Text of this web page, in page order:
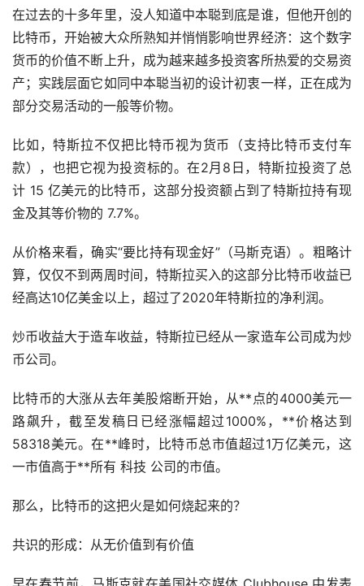
在过去的十多年里，没人知道中本聪到底是谁，但他开创的
比特币，开始被大众所熟知并悄悄影响世界经济：这个数字
货币的价值不断上升，成为越来越多投资客所热爱的交易资
产；实践层面它如同中本聪当初的设计初衷一样，正在成为
部分交易活动的一般等价物。
比如，特斯拉不仅把比特币视为货币（支持比特币支付车
款），也把它视为投资标的。在2月8日，特斯拉投资了总
计 15 亿美元的比特币，这部分投资额占到了特斯拉持有现
金及其等价物的 7.7%。
从价格来看，确实“要比持有现金好”（马斯克语）。粗略计
算，仅仅不到两周时间，特斯拉买入的这部分比特币收益已
经高达10亿美金以上，超过了2020年特斯拉的净利润。
炒币收益大于造车收益，特斯拉已经从一家造车公司成为炒
币公司。
比特币的大涨从去年美股熔断开始，从**点的4000美元一
路飙升，截至发稿日已经涨幅超过1000%，**价格达到
58318美元。在**峰时，比特币总市值超过1万亿美元，这
一市值高于**所有 科技 公司的市值。
那么，比特币的这把火是如何烧起来的？
共识的形成：从无价值到有价值